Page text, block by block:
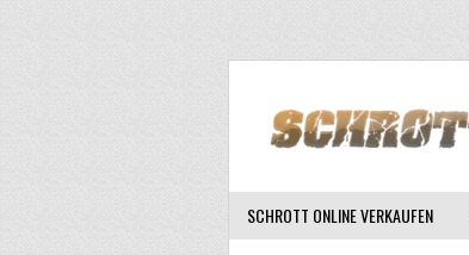
SCHROTT ONLINE VERKAUFEN